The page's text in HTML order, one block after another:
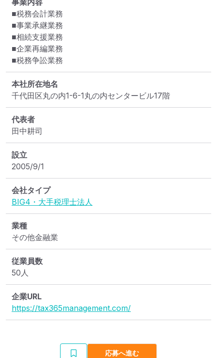
事業内容
■税務会計業務
■事業承継業務
■相続支援業務
■企業再編業務
■税務争訟業務
本社所在地名
千代田区丸の内1-6-1丸の内センタービル17階
代表者
田中耕司
設立
2005/9/1
会社タイプ
BIG4・大手税理士法人
業種
その他金融業
従業員数
50人
企業URL
https://tax365management.com/
応募へ進む